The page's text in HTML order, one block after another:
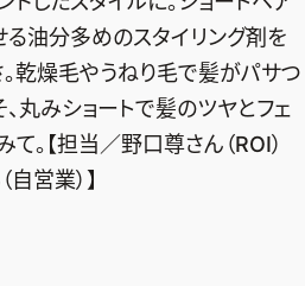
る油分多めのスタイリング剤を
乾燥毛やうねり毛で髪がパサつ
丸みショートで髪のツヤとフェ
。【担当／野口尊さん（ROI）
営業）】